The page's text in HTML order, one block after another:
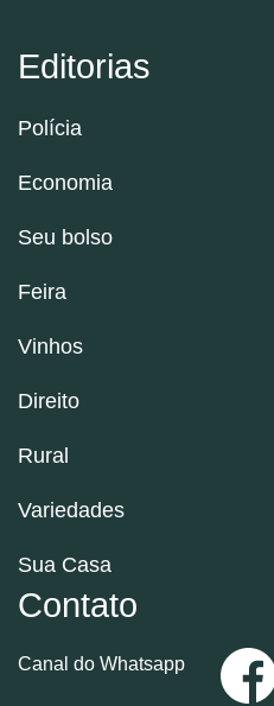
Editorias
Polícia
Economia
Seu bolso
Feira
Vinhos
Direito
Rural
Variedades
Sua Casa
Contato
Canal do Whatsapp